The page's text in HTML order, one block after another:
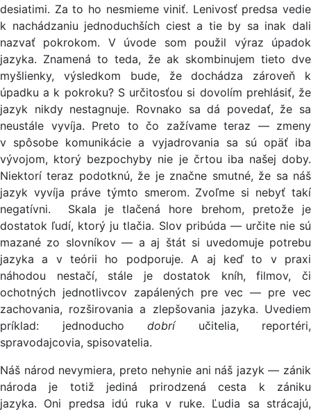
desiatimi. Za to ho nesmieme viniť. Lenivosť predsa vedie
k nachádzaniu jednoduchších ciest a tie by sa inak dali
nazvať pokrokom. V úvode som použil výraz úpadok
jazyka. Znamená to teda, že ak skombinujem tieto dve
myšlienky, výsledkom bude, že dochádza zároveň k
úpadku a k pokroku? S určitosťou si dovolím prehlásiť, že
jazyk nikdy nestagnuje. Rovnako sa dá povedať, že sa
neustále vyvíja. Preto to čo zažívame teraz — zmeny
v spôsobe komunikácie a vyjadrovania sa sú opäť iba
vývojom, ktorý bezpochyby nie je črtou iba našej doby.
Niektorí teraz podotknú, že je značne smutné, že sa náš
jazyk vyvíja práve týmto smerom. Zvoľme si nebyť takí
negatívni. Skala je tlačená hore brehom, pretože je
dostatok ľudí, ktorý ju tlačia. Slov pribúda — určite nie sú
mazané zo slovníkov — a aj štát si uvedomuje potrebu
jazyka a v teórii ho podporuje. A aj keď to v praxi
náhodou nestačí, stále je dostatok kníh, filmov, či
ochotných jednotlivcov zapálených pre vec — pre vec
zachovania, rozširovania a zlepšovania jazyka. Uvediem
príklad: jednoducho dobrí učitelia, reportéri,
spravodajcovia, spisovatelia.
Náš národ nevymiera, preto nehynie ani náš jazyk — zánik
národa je totiž jediná prirodzená cesta k zániku
jazyka. Oni predsa idú ruka v ruke. Ľudia sa strácajú,